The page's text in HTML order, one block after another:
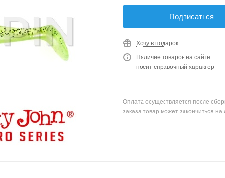
Подписаться
Хочу в подарок
Наличие товаров на сайте
носит справочный характер
Оплата осуществляется после
заказа товар может закончиться на